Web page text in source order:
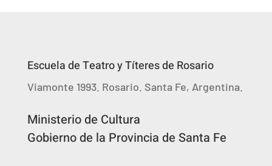
Escuela de Teatro y Títeres de Rosario
Viamonte 1993. Rosario. Santa Fe, Argentina.
Ministerio de Cultura
Gobierno de la Provincia de Santa Fe